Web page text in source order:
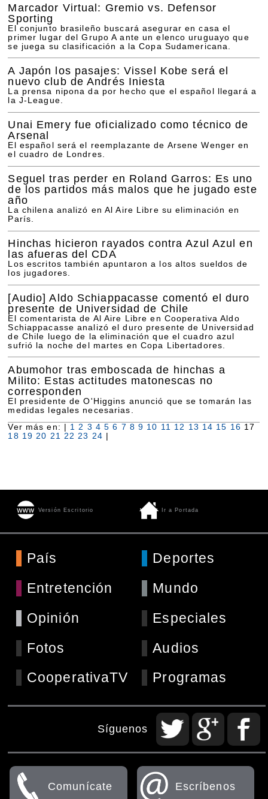
Marcador Virtual: Gremio vs. Defensor
Sporting
El conjunto brasileño buscará asegurar en casa el
primer lugar del Grupo A ante un elenco uruguayo que
se juega su clasificación a la Copa Sudamericana.
A Japón los pasajes: Vissel Kobe será el
nuevo club de Andrés Iniesta
La prensa nipona da por hecho que el español llegará a
la J-League.
Unai Emery fue oficializado como técnico de
Arsenal
El español será el reemplazante de Arsene Wenger en
el cuadro de Londres.
Seguel tras perder en Roland Garros: Es uno
de los partidos más malos que he jugado este
año
La chilena analizó en Al Aire Libre su eliminación en
París.
Hinchas hicieron rayados contra Azul Azul en
las afueras del CDA
Los escritos también apuntaron a los altos sueldos de
los jugadores.
[Audio] Aldo Schiappacasse comentó el duro
presente de Universidad de Chile
El comentarista de Al Aire Libre en Cooperativa Aldo
Schiappacasse analizó el duro presente de Universidad
de Chile luego de la eliminación que el cuadro azul
sufrió la noche del martes en Copa Libertadores.
Abumohor tras emboscada de hinchas a
Milito: Estas actitudes matonescas no
corresponden
El presidente de O'Higgins anunció que se tomarán las
medidas legales necesarias.
Ver más en: | 1 2 3 4 5 6 7 8 9 10 11 12 13 14 15 16 17
18 19 20 21 22 23 24 |
Versión Escritorio Ir a Portada
País
Deportes
Entretención
Mundo
Opinión
Especiales
Fotos
Audios
CooperativaTV
Programas
Síguenos
Comunícate Escríbenos